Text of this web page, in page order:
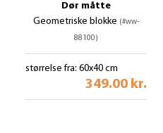
Dør måtte
Geometriske blokke (#ww-
88100)
størrelse fra: 60x40 cm
349.00 kr.